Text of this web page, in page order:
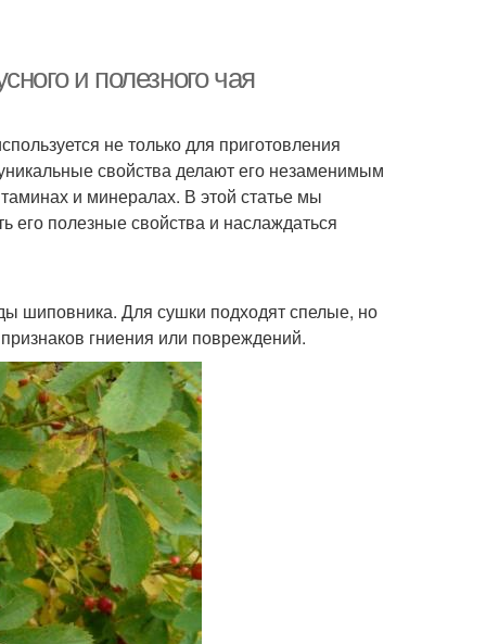
и полезного чая
не только для приготовления
свойства делают его незаменимым
и минералах. В этой статье мы
его полезные свойства и наслаждаться
шиповника. Для сушки подходят спелые, но
гниения или повреждений.